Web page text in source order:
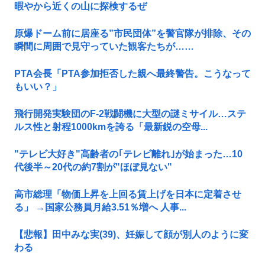
暇やから近くの山に探検するぜ
原爆ドーム前に居座る”市民団体”を警官隊が排除、その
瞬間に周囲で見守っていた観客たちが……
PTA会長「PTA参加拒否した親へ最終警告。こうなって
もいい？」
飛行開発実験団のF-2戦闘機に大型の謎ミサイル…ステ
ルス性と射程1000kmを誇る「最新鋭の空母...
"テレビ大好き"高齢者の｢テレビ離れ｣が始まった…10
代後半～20代の約7割が"ほぼ見ない"
高市総理「物価上昇を上回る賃上げを日本に定着させ
る」 →国家公務員月給3.51％増へ 人事...
【悲報】田中みな実(39)、妊娠して顔が別人のように変
わる